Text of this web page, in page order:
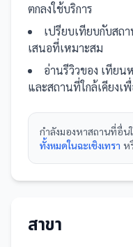
ตกลงใช้บริการ
เปรียบเทียบกับสถ
เสนอที่เหมาะสม
อ่านรีวิวของ เทียน
และสถานที่ใกล้เคียงเ
กำลังมองหาสถานที่อื่น
ทั้งหมดในฉะเชิงเทรา ห
สาขา